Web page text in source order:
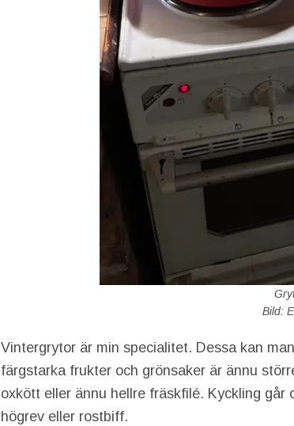
Bild:
Vintergrytor är min specialitet. Dessa kan
färgstarka frukter och grönsaker är ännu
oxkött eller ännu hellre fräskfilé. Kyckling
högrev eller rostbiff.